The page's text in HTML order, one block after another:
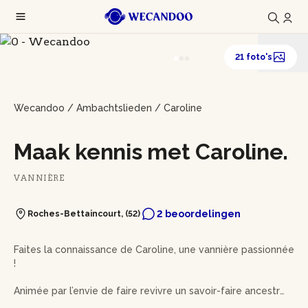
21 foto's
Wecandoo / Ambachtslieden / Caroline
Maak kennis met Caroline.
VANNIÈRE
Roches-Bettaincourt, (52) 2 beoordelingen
Faites la connaissance de Caroline, une vannière passionnée
!
Animée par l’envie de faire revivre un savoir-faire ancestral,